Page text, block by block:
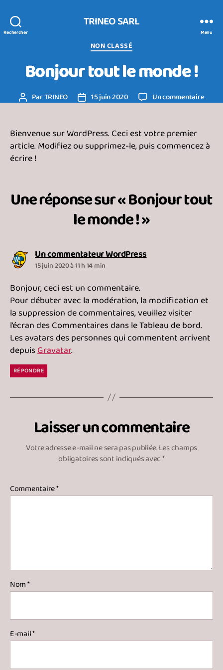
Rechercher
TRINEO SARL
Menu
Catégories
NON CLASSÉ
Bonjour tout le monde !
Auteur
ParTRINEO
Date15 juin 2020 Un commentairesur
Bienvenue sur WordPress. Ceci est votre premier
article. Modifiez ou supprimez-le, puis commencez à
écrire !
Une réponse sur « Bonjour tout
le monde ! »
Un commentateur WordPressdit :
15 juin 2020 à 11 h 14 min
Bonjour, ceci est un commentaire.
Pour débuter avec la modération, la modification et
la suppression de commentaires, veuillez visiter
l’écran des Commentaires dans le Tableau de bord.
Les avatars des personnes qui commentent arrivent
depuisGravatar.
RÉPONDRE
Laisser un commentaire
Votre adresse e-mail ne sera pas publiée.Les champs
obligatoires sont indiqués avec*
Commentaire*
Nom*
E-mail*